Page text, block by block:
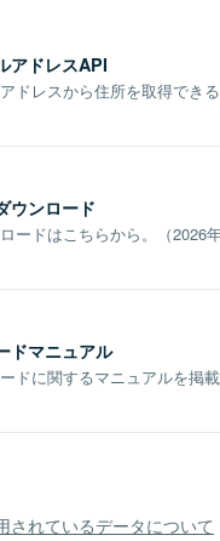
アドレスAPI
ドレスから住所を取得でき
ウンロード
ードはこちらから。（2026
ドマニュアル
ドに関するマニュアルを掲
されているデータについて